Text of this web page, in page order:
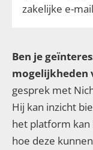
zakelijke e-
Ben je
mogelijkheden
gesprek met
Hij kan inzicht
het platform kan
hoe deze